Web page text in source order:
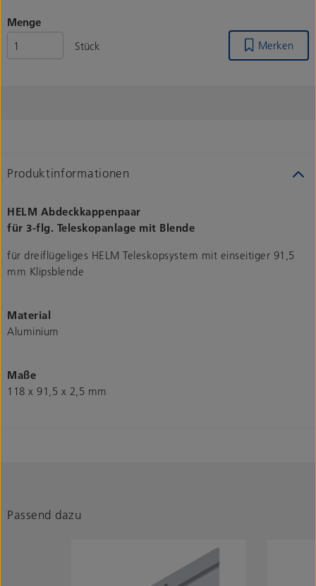
Menge
Stück
Merken
Produktinformationen
HELM Abdeckkappenpaar
für 3-flg. Teleskopanlage mit Blende
für dreiflügeliges HELM Teleskopsystem mit einseitiger 91,5
mm Klipsblende
Material
Aluminium
Maße
118 x 91,5 x 2,5 mm
Passend dazu